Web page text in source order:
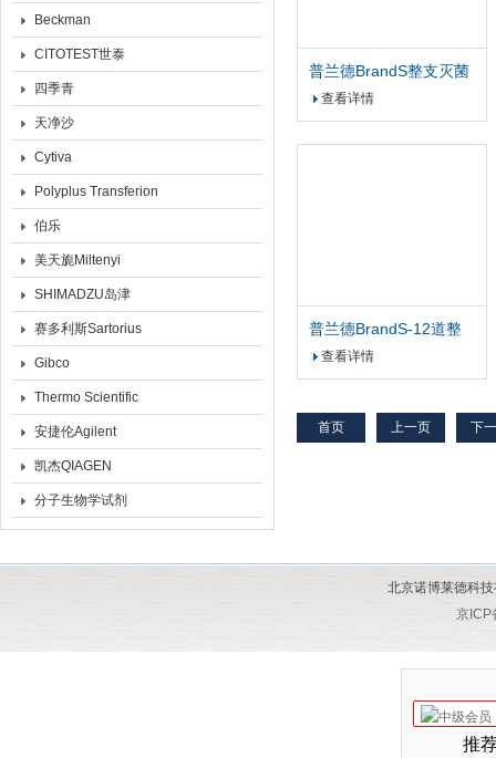
Beckman
CITOTEST世泰
四季青
天净沙
Cytiva
Polyplus Transferion
伯乐
美天旎Miltenyi
SHIMADZU岛津
赛多利斯Sartorius
Gibco
Thermo Scientific
安捷伦Agilent
凯杰QIAGEN
分子生物学试剂
普兰德BrandS整支灭菌
单道数字可调移液器
查看详情
普兰德BrandS-12道整
支灭菌多道可调移液器
查看详情
首页 上一页 下
北京诺博莱德科
京ICP
推